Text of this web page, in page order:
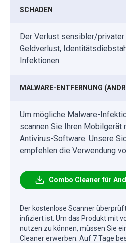
SCHADEN
Der Verlust sensibler/privater
Geldverlust,
Infektionen.
MALWARE-ENTFERNUNG
Um mögliche Malware-
scannen Sie Ihren Mobilgerät
Antivirus-Software. Unsere
empfehlen die Verwendung
Combo Cleaner für
Der kostenlose Scanner
infiziert ist. Um das Produkt mit
nutzen zu können, müssen Sie
Cleaner erwerben. Auf 7 Tage